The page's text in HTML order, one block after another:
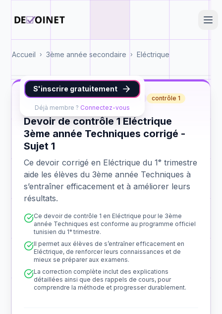
Accueil › 3ème année secondaire › Eléctrique
S'inscrire gratuitement
Déjà membre ? Connectez-vous
Eléctrique 3ème année Techniques contrôle 1
Devoir de contrôle 1 Eléctrique
3ème année Techniques corrigé -
Sujet 1
Ce devoir corrigé en Eléctrique du 1ᵉ trimestre
aide les élèves du 3ème année Techniques à
s’entraîner efficacement et à améliorer leurs
résultats.
Ce devoir de contrôle 1 en Eléctrique pour le 3ème
année Techniques est conforme au programme officiel
tunisien du 1ᵉ trimestre.
Il permet aux élèves de s’entraîner efficacement en
Eléctrique, de renforcer leurs connaissances et de
mieux se préparer aux examens.
La correction complète inclut des explications
détaillées ainsi que des rappels de cours, pour
comprendre la méthode et progresser durablement.